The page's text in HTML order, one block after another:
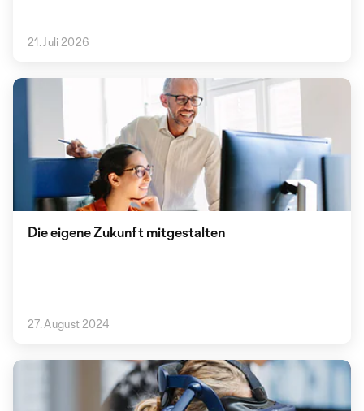
21. Juli 2026
Die eigene Zukunft mitgestalten
27. August 2024